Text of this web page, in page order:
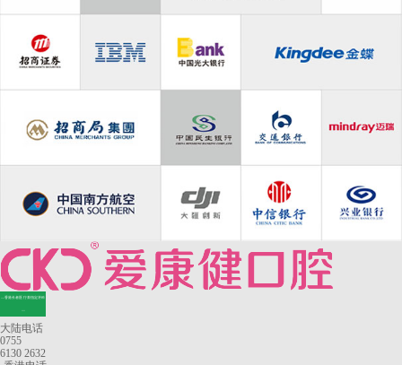
—香港长者医疗券指定牙科
—
大陆电话
0755
6130 2632